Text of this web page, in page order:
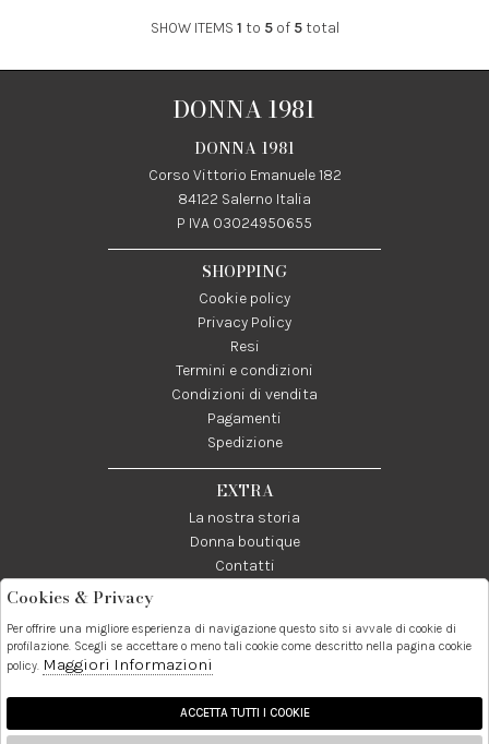
SHOW ITEMS 1 to 5of 5total
DONNA 1981
DONNA 1981
Corso Vittorio Emanuele 182
84122 Salerno Italia
P IVA 03024950655
SHOPPING
Cookie policy
Privacy Policy
Resi
Termini e condizioni
Condizioni di vendita
Pagamenti
Spedizione
EXTRA
La nostra storia
Donna boutique
Contatti
Telefono:
089237858
Whatsapp:
3338855601
Contatti:
info@donna1981.it
Cookies & Privacy
Per offrire una migliore esperienza di navigazione questo sito si avvale di cookie di
profilazione. Scegli se accettare o meno tali cookie come descritto nella pagina cookie
policy. Maggiori Informazioni
ACCETTA TUTTI I COOKIE